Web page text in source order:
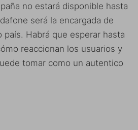
no estará disponible hasta
será la encargada de
Habrá que esperar hasta
reaccionan los usuarios y
tomar como un autentico